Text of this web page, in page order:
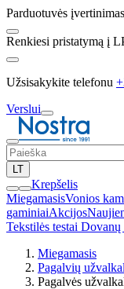
Parduotuvės įvertinimas
Renkiesi pristatymą į
Užsisakykite telefonu
Verslui
LT
Krepšelis
MiegamasisVonios
gaminiaiAkcijos
Tekstilės testai Dovanų
Miegamasis
Pagalvių
Pagalvės